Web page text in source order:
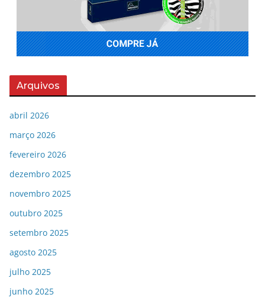
Arquivos
abril 2026
março 2026
fevereiro 2026
dezembro 2025
novembro 2025
outubro 2025
setembro 2025
agosto 2025
julho 2025
junho 2025